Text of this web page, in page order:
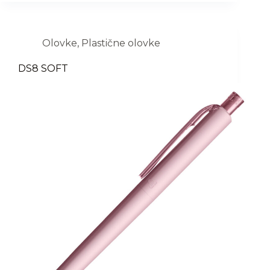
Olovke, Plastične olovke
DS8 SOFT